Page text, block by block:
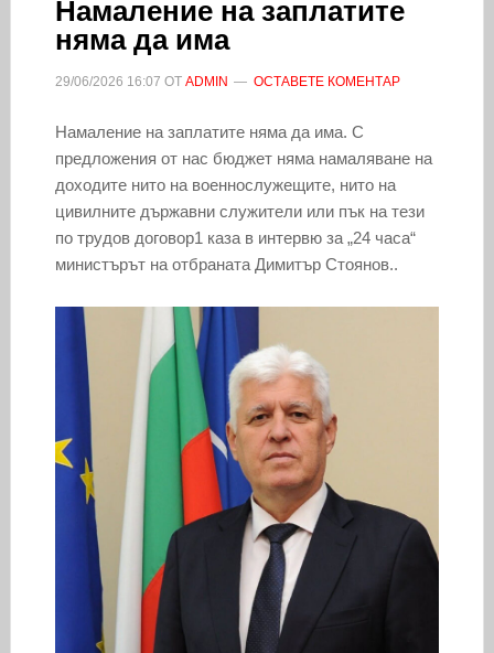
Намаление на заплатите
няма да има
29/06/2026 16:07 ОТ ADMIN ОСТАВЕТЕ КОМЕНТАР
Намаление на заплатите няма да има. С
предложения от нас бюджет няма намаляване на
доходите нито на военнослужещите, нито на
цивилните държавни служители или пък на тези
по трудов договор1 каза в интервю за „24 часа“
министърът на отбраната Димитър Стоянов..